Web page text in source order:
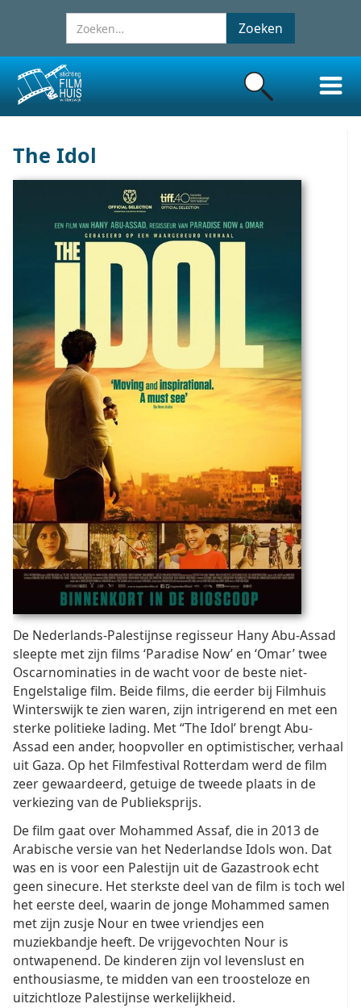
The Idol
De Nederlands-Palestijnse regisseur Hany Abu-Assad
sleepte met zijn films ‘Paradise Now’ en ‘Omar’ twee
Oscarnominaties in de wacht voor de beste niet-
Engelstalige film. Beide films, die eerder bij Filmhuis
Winterswijk te zien waren, zijn intrigerend en met een
sterke politieke lading. Met “The Idol’ brengt Abu-
Assad een ander, hoopvoller en optimistischer, verhaal
uit Gaza. Op het Filmfestival Rotterdam werd de film
zeer gewaardeerd, getuige de tweede plaats in de
verkiezing van de Publieksprijs.
De film gaat over Mohammed Assaf, die in 2013 de
Arabische versie van het Nederlandse Idols won. Dat
was en is voor een Palestijn uit de Gazastrook echt
geen sinecure. Het sterkste deel van de film is toch wel
het eerste deel, waarin de jonge Mohammed samen
met zijn zusje Nour en twee vriendjes een
muziekbandje heeft. De vrijgevochten Nour is
ontwapenend. De kinderen zijn vol levenslust en
enthousiasme, te midden van een troosteloze en
uitzichtloze Palestijnse werkelijkheid.